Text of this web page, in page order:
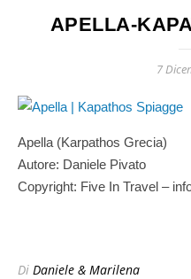
APELLA-
7
Apella (Karpathos Grecia)
Autore: Daniele Pivato
Copyright: Five In Travel –
Di Daniele & Marilena